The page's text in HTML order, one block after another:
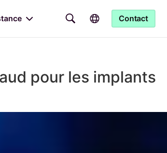
Contact
pour les implants